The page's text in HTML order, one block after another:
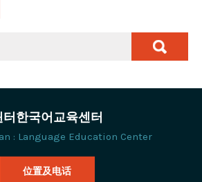
터한국어교육센터
: Language Education Center
位置及电话